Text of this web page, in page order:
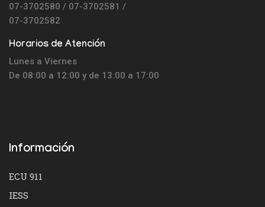
07-3702580 / 07-3702581 /
07-3702582
Horarios de Atención
Lunes a Viernes
De 08:00 a 12:00 y de 13:00 a 17:00
Información
ECU 911
IESS